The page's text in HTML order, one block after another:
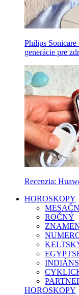
Philips
generácie pre
Recenzia:
HOROSKOPY
ROČNÝ
HOROSKOPY